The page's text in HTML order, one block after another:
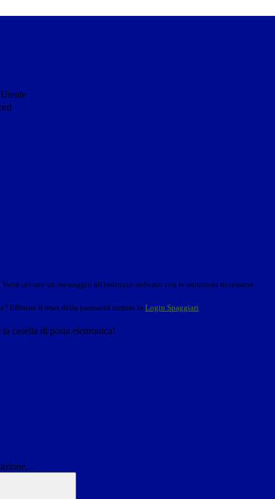
Verrà inviato un messaggio all'indirizzo indicato con le istruzioni necessarie.
Effettua il reset della password tramite la Login Spaggiari
casella di posta elettronica!